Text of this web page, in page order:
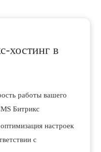
хостинг в
работы вашего
Битрикс
настроек
с